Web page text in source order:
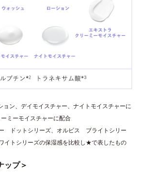
ン、デイモイスチャー、ナイトモイスチャーに
ミーモイスチャーに配合
ドットシリーズ、オルビス ブライトシリー
トシリーズの保湿感を比較し★で表したもの
ップ＞